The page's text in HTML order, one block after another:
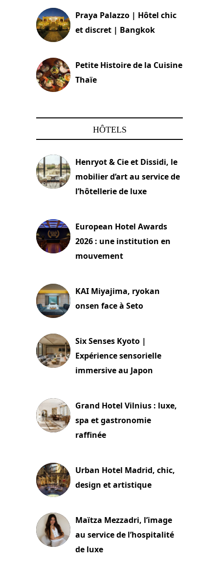
Praya Palazzo | Hôtel chic
et discret | Bangkok
Petite Histoire de la Cuisine
Thaïe
HÔTELS
Henryot & Cie et Dissidi, le
mobilier d’art au service de
l’hôtellerie de luxe
European Hotel Awards
2026 : une institution en
mouvement
KAI Miyajima, ryokan
onsen face à Seto
Six Senses Kyoto |
Expérience sensorielle
immersive au Japon
Grand Hotel Vilnius : luxe,
spa et gastronomie
raffinée
Urban Hotel Madrid, chic,
design et artistique
Maïtza Mezzadri, l’image
au service de l’hospitalité
de luxe